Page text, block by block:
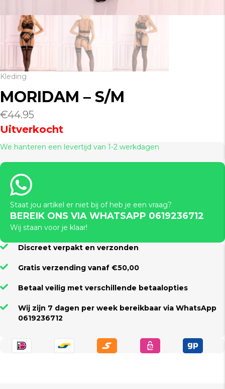
Kleding
MORIDAM – S/M
€44.95
Uitverkocht
We hanteren een levertijd van 1-2 werkdagen
Staat jou artikel er niet bij of heb je een vraag?
BEREIK ONS VIA WHATSAPP 0619236712
Wij staan voor je klaar!
Discreet verpakt en verzonden
Gratis verzending vanaf €50,00
Betaal veilig met verschillende betaalopties
Wij zijn 7 dagen per week bereikbaar via WhatsApp
0619236712